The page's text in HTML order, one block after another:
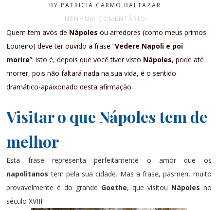
BY PATRICIA CARMO BALTAZAR
NENHUM COMENTÁRIO
Quem tem avós de Nápolesou arredores (como meus primos
Loureiro) deve ter ouvido a frase “Vedere Napoli e poi
morire”: isto é, depois que você tiver visto Nápoles, pode até
morrer, pois não faltará nada na sua vida, é o sentido
dramático-apaixonado desta afirmação.
Visitar o que Nápoles tem de
melhor
Esta frase representa perfeitamente o amor que os
napolitanostem pela sua cidade. Mas a frase, pasmen, muito
provavelmente é do grande Goethe, que visitou Nápoles no
século XVIII!